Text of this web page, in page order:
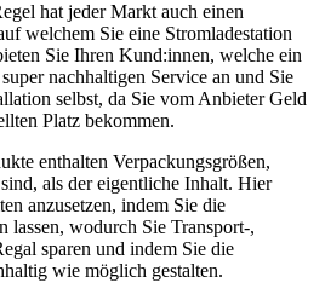
hat jeder Markt auch einen
welchem Sie eine Stromladestation
Sie Ihren Kund:innen, welche ein
nachhaltigen Service an und Sie
selbst, da Sie vom Anbieter Geld
Platz bekommen.
enthalten Verpackungsgrößen,
als der eigentliche Inhalt. Hier
anzusetzen, indem Sie die
lassen, wodurch Sie Transport-,
sparen und indem Sie die
wie möglich gestalten.